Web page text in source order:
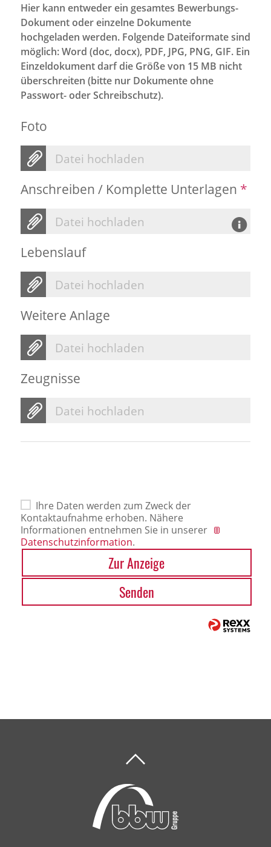
Hier kann entweder ein gesamtes Bewerbungs-
Dokument oder einzelne Dokumente
hochgeladen werden. Folgende Dateiformate sind
möglich: Word (doc, docx), PDF, JPG, PNG, GIF. Ein
Einzeldokument darf die Größe von 15 MB nicht
überschreiten (bitte nur Dokumente ohne
Passwort- oder Schreibschutz).
Foto
Datei hochladen
Anschreiben / Komplette Unterlagen *
Datei hochladen
Lebenslauf
Datei hochladen
Weitere Anlage
Datei hochladen
Zeugnisse
Datei hochladen
Ihre Daten werden zum Zweck der
Kontaktaufnahme erhoben. Nähere
Informationen entnehmen Sie in unserer
Datenschutzinformation.
Zur Anzeige
Senden